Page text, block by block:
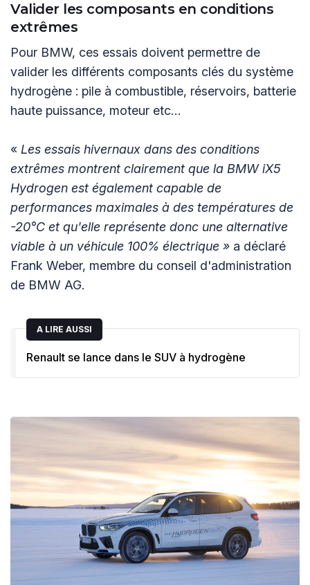
Valider les composants en conditions
extrêmes
Pour BMW, ces essais doivent permettre de
valider les différents composants clés du système
hydrogène : pile à combustible, réservoirs, batterie
haute puissance, moteur etc…
« Les essais hivernaux dans des conditions
extrêmes montrent clairement que la BMW iX5
Hydrogen est également capable de
performances maximales à des températures de
-20°C et qu'elle représente donc une alternative
viable à un véhicule 100% électrique » a déclaré
Frank Weber, membre du conseil d'administration
de BMW AG.
A LIRE AUSSI
Renault se lance dans le SUV à hydrogène